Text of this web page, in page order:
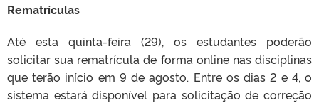
Rematrículas
Até esta quinta-feira (29), os estudantes poderão
solicitar sua rematrícula de forma online nas disciplinas
que terão início em 9 de agosto. Entre os dias 2 e 4, o
sistema estará disponível para solicitação de correção